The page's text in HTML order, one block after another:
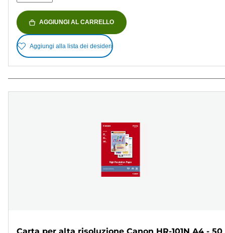
AGGIUNGI AL CARRELLO
Aggiungi alla lista dei desideri